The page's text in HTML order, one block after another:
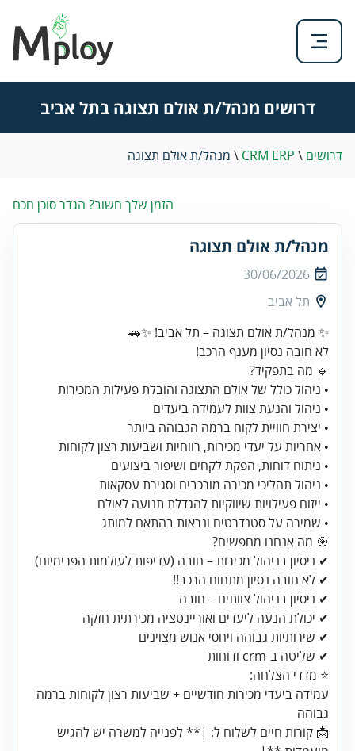
דרושים מנהל/ת אולם תצוגה בתל אביב
דרושים \
CRM ERP
\ מנהל/ת אולם תצוגה
הזמן שלך חשוב? הגדר סוכן חכם
מנהל/ת אולם תצוגה
30/06/2026
תל אביב
• שמירה על סטנדרטים ונראות בהתאם למותג
✔ שליטה ב-crm ודוחות
עמידה ביעדי מכירות חודשיים + שביעות רצון לקוחות ברמה
גבוהה
📩 קורות חיים לשלוח ל: |** לפנייה למשרה יש להגיש